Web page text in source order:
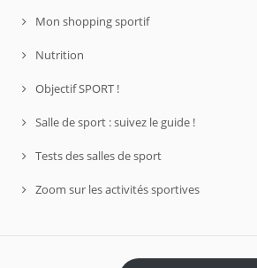
Mon shopping sportif
Nutrition
Objectif SPORT !
Salle de sport : suivez le guide !
Tests des salles de sport
Zoom sur les activités sportives